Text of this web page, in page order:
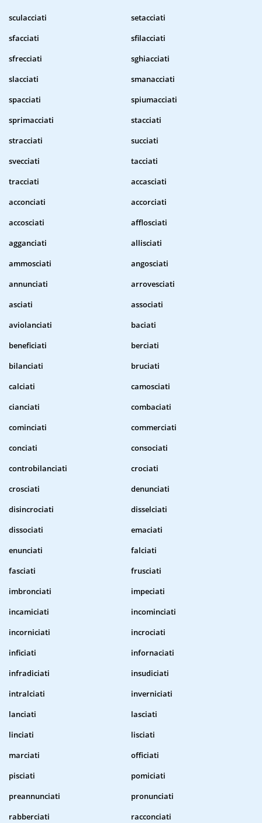
sculacciati
setacciati
sfacciati
sfilacciati
sfrecciati
sghiacciati
slacciati
smanacciati
spacciati
spiumacciati
sprimacciati
stacciati
stracciati
succiati
svecciati
tacciati
tracciati
accasciati
acconciati
accorciati
accosciati
afflosciati
agganciati
allisciati
ammosciati
angosciati
annunciati
arrovesciati
asciati
associati
aviolanciati
baciati
beneficiati
berciati
bilanciati
bruciati
calciati
camosciati
cianciati
combaciati
cominciati
commerciati
conciati
consociati
controbilanciati
crociati
crosciati
denunciati
disincrociati
disselciati
dissociati
emaciati
enunciati
falciati
fasciati
frusciati
imbronciati
impeciati
incamiciati
incominciati
incorniciati
incrociati
inficiati
infornaciati
infradiciati
insudiciati
intralciati
inverniciati
lanciati
lasciati
linciati
lisciati
marciati
officiati
pisciati
pomiciati
preannunciati
pronunciati
rabberciati
racconciati